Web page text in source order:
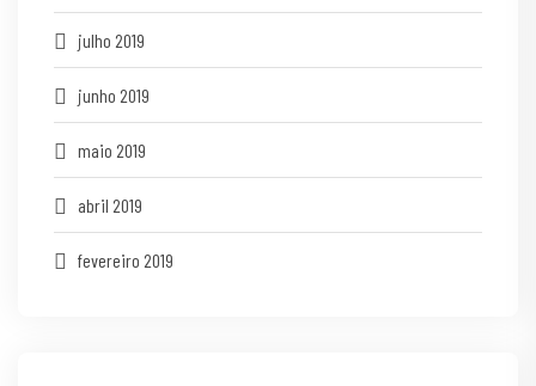
julho 2019
junho 2019
maio 2019
abril 2019
fevereiro 2019